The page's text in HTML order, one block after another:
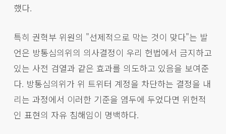
했다.
특히 권혁부 위원의 "선제적으로 막는 것이 맞다"는 발
언은 방통심의위의 의사결정이 우리 헌법에서 금지하고
있는 사전 검열과 같은 효과를 의도하고 있음을 보여준
다. 방통심의위가 위 트위터 계정을 차단하는 결정을 내
리는 과정에서 이러한 기준을 염두에 두었다면 위헌적
인 표현의 자유 침해임이 명백하다.